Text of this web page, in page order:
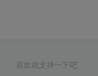
喜欢就支持一下吧